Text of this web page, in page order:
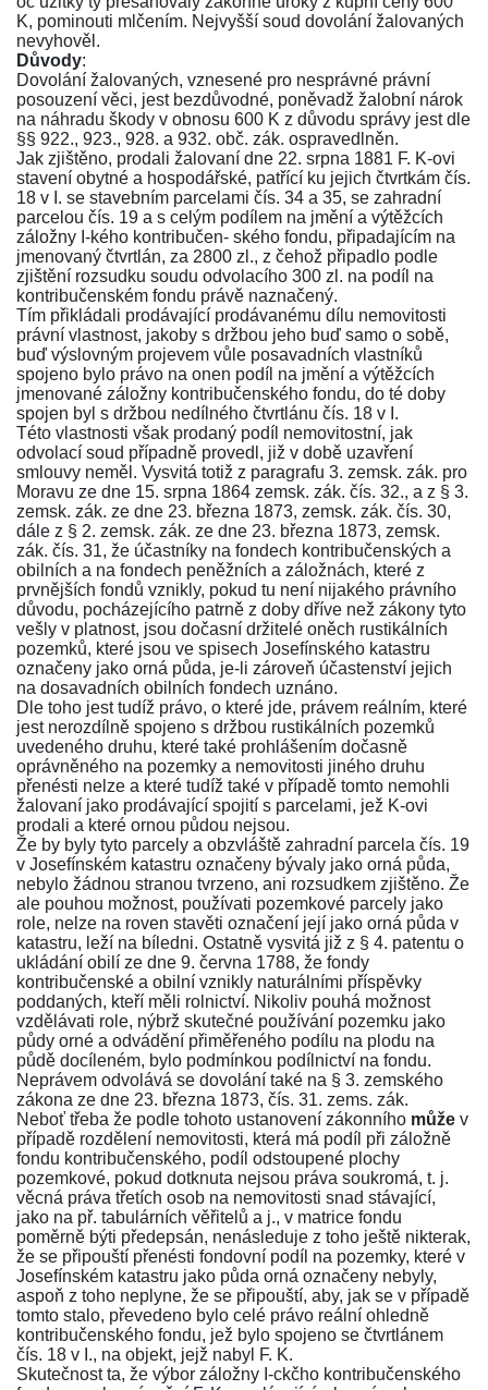
K, pominouti mlčením. Nejvyšší soud dovolání žalovaných
nevyhověl.
Důvody:
Dovolání žalovaných, vznesené pro nesprávné právní
posouzení věci, jest bezdůvodné, poněvadž žalobní nárok
na náhradu škody v obnosu 600 K z důvodu správy jest dle
§§ 922., 923., 928. a 932. obč. zák. ospravedlněn.
Jak zjištěno, prodali žalovaní dne 22. srpna 1881 F. K-ovi
stavení obytné a hospodářské, patřící ku jejich čtvrtkám čís.
18 v I. se stavebním parcelami čís. 34 a 35, se zahradní
parcelou čís. 19 a s celým podílem na jmění a výtěžcích
záložny I-kého kontribučen- ského fondu, připadajícím na
jmenovaný čtvrtlán, za 2800 zl., z čehož připadlo podle
zjištění rozsudku soudu odvolacího 300 zl. na podíl na
kontribučenském fondu právě naznačený.
Tím přikládali prodávající prodávanému dílu nemovitosti
právní vlastnost, jakoby s držbou jeho buď samo o sobě,
buď výslovným projevem vůle posavadních vlastníků
spojeno bylo právo na onen podíl na jmění a výtěžcích
jmenované záložny kontribučenského fondu, do té doby
spojen byl s držbou nedílného čtvrtlánu čís. 18 v I.
Této vlastnosti však prodaný podíl nemovitostní, jak
odvolací soud případně provedl, již v době uzavření
smlouvy neměl. Vysvitá totiž z paragrafu 3. zemsk. zák. pro
Moravu ze dne 15. srpna 1864 zemsk. zák. čís. 32., a z § 3.
zemsk. zák. ze dne 23. března 1873, zemsk. zák. čís. 30,
dále z § 2. zemsk. zák. ze dne 23. března 1873, zemsk.
zák. čís. 31, že účastníky na fondech kontribučenských a
obilních a na fondech peněžních a záložnách, které z
prvnějších fondů vznikly, pokud tu není nijakého právního
důvodu, pocházejícího patrně z doby dříve než zákony tyto
vešly v platnost, jsou dočasní držitelé oněch rustikálních
pozemků, které jsou ve spisech Josefínského katastru
označeny jako orná půda, je-li zároveň účastenství jejich
na dosavadních obilních fondech uznáno.
Dle toho jest tudíž právo, o které jde, právem reálním, které
jest nerozdílně spojeno s držbou rustikálních pozemků
uvedeného druhu, které také prohlášením dočasně
oprávněného na pozemky a nemovitosti jiného druhu
přenésti nelze a které tudíž také v případě tomto nemohli
žalovaní jako prodávající spojití s parcelami, jež K-ovi
prodali a které ornou půdou nejsou.
Že by byly tyto parcely a obzvláště zahradní parcela čís. 19
v Josefínském katastru označeny bývaly jako orná půda,
nebylo žádnou stranou tvrzeno, ani rozsudkem zjištěno. Že
ale pouhou možnost, používati pozemkové parcely jako
role, nelze na roven stavěti označení její jako orná půda v
katastru, leží na bíledni. Ostatně vysvitá již z § 4. patentu o
ukládání obilí ze dne 9. června 1788, že fondy
kontribučenské a obilní vznikly naturálními příspěvky
poddaných, kteří měli rolnictví. Nikoliv pouhá možnost
vzdělávati role, nýbrž skutečné používání pozemku jako
půdy orné a odvádění přiměřeného podílu na plodu na
půdě docíleném, bylo podmínkou podílnictví na fondu.
Neprávem odvolává se dovolání také na § 3. zemského
zákona ze dne 23. března 1873, čís. 31. zems. zák.
Neboť třeba že podle tohoto ustanovení zákonního může v
případě rozdělení nemovitosti, která má podíl při záložně
fondu kontribučenského, podíl odstoupené plochy
pozemkové, pokud dotknuta nejsou práva soukromá, t. j.
věcná práva třetích osob na nemovitosti snad stávající,
jako na př. tabulárních věřitelů a j., v matrice fondu
poměrně býti předepsán, nenásleduje z toho ještě nikterak,
že se připouští přenésti fondovní podíl na pozemky, které v
Josefínském katastru jako půda orná označeny nebyly,
aspoň z toho neplyne, že se připouští, aby, jak se v případě
tomto stalo, převedeno bylo celé právo reální ohledně
kontribučenského fondu, jež bylo spojeno se čtvrtlánem
čís. 18 v I., na objekt, jejž nabyl F. K.
Skutečnost ta, že výbor záložny I-ckčho kontribučenského